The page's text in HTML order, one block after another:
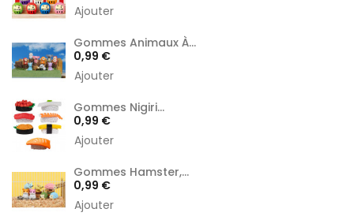
Ajouter
Gommes Animaux À...
Prix
0,99 €
Ajouter
Gommes Nigiri...
Prix
0,99 €
Ajouter
Gommes Hamster,...
Prix
0,99 €
Ajouter